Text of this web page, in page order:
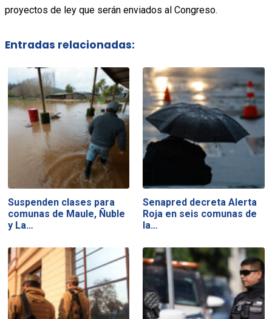
proyectos de ley que serán enviados al Congreso.
Entradas relacionadas:
Suspenden clases para
comunas de Maule, Ñuble
y La…
Senapred decreta Alerta
Roja en seis comunas de
la…